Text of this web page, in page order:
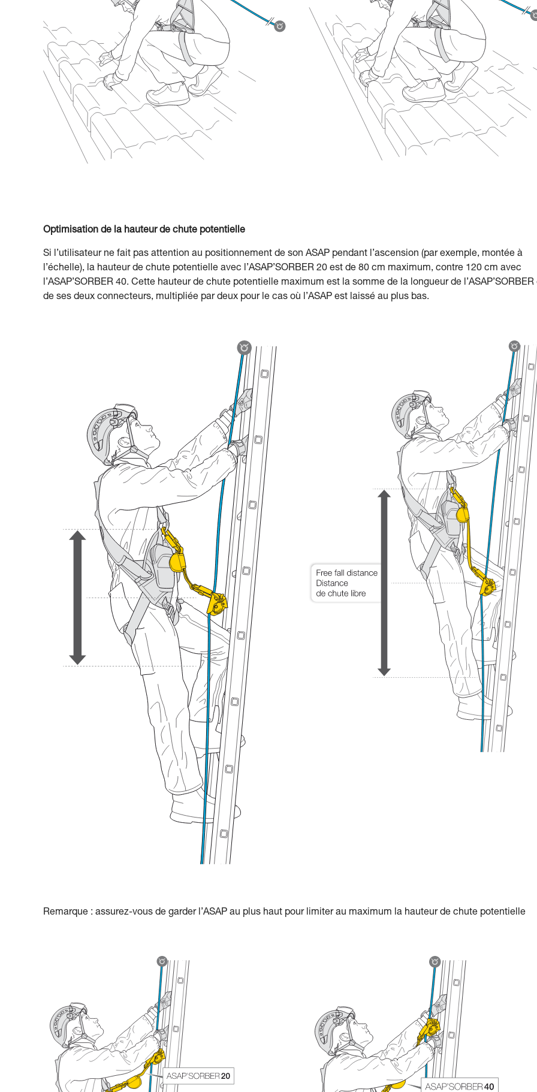
Optimisation de la hauteur de chute potentielle
Si l’utilisateur ne fait pas attention au positionnement de son ASAP pendant l’ascension (par exemple, montée à
l’échelle), la hauteur de chute potentielle avec l’ASAP’SORBER 20 est de 80 cm maximum, contre 120 cm avec
l’ASAP’SORBER 40. Cette hauteur de chute potentielle maximum est la somme de la longueur de l’ASAP’SORBER
de ses deux connecteurs, multipliée par deux pour le cas où l’ASAP est laissé au plus bas.
Remarque : assurez-vous de garder l’ASAP au plus haut pour limiter au maximum la hauteur de chute potentielle